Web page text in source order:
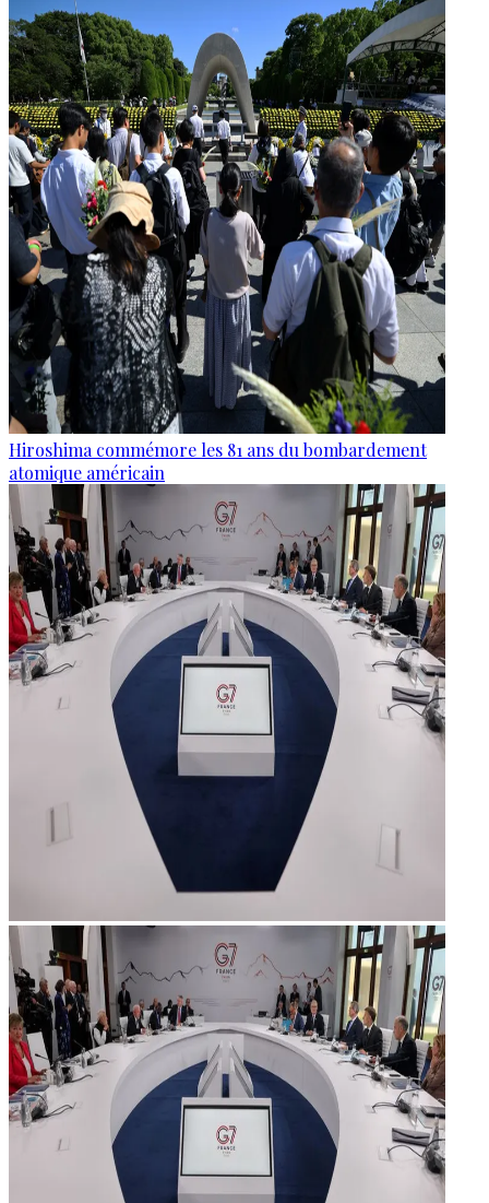
Hiroshima commémore les 81 ans du bombardement
atomique américain